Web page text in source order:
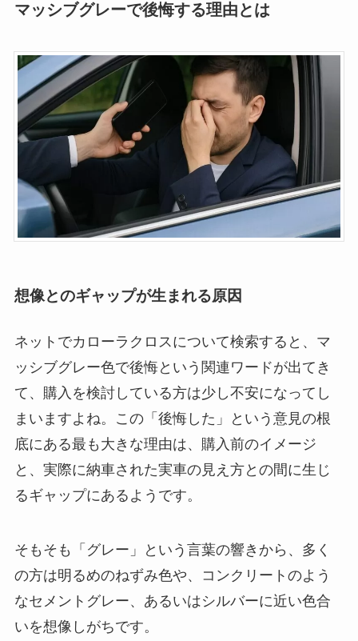
マッシブグレーで後悔する理由とは
想像とのギャップが生まれる原因
ネットでカローラクロスについて検索すると、マ
ッシブグレー色で後悔という関連ワードが出てき
て、購入を検討している方は少し不安になってし
まいますよね。この「後悔した」という意見の根
底にある最も大きな理由は、購入前のイメージ
と、実際に納車された実車の見え方との間に生じ
るギャップにあるようです。
そもそも「グレー」という言葉の響きから、多く
の方は明るめのねずみ色や、コンクリートのよう
なセメントグレー、あるいはシルバーに近い色合
いを想像しがちです。